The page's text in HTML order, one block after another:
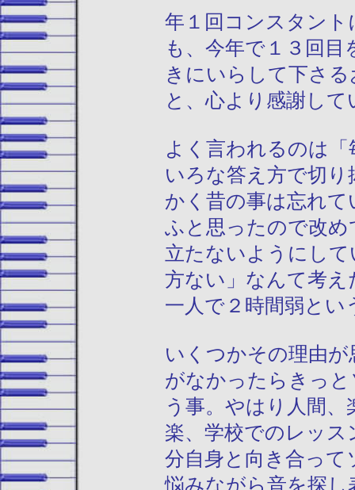
年１回コンスタン
も、今年で１３回
きにいらして下さ
と、心より感謝して
よく言われるのは
いろな答え方で切
かく昔の事は忘れ
ふと思ったので改
立たないようにし
方ない」なんて考
一人で２時間弱と
いくつかその理由
がなかったらきっ
う事。やはり人間
楽、学校でのレッ
分自身と向き合っ
悩みながら音を探